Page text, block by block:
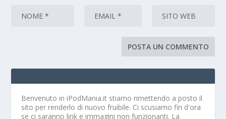
Benvenuto in iPodMania.it stiamo rimettendo a posto il
sito per renderlo di nuovo fruibile. Ci scusiamo fin d'ora
se ci saranno link e immagini non funzionanti. La